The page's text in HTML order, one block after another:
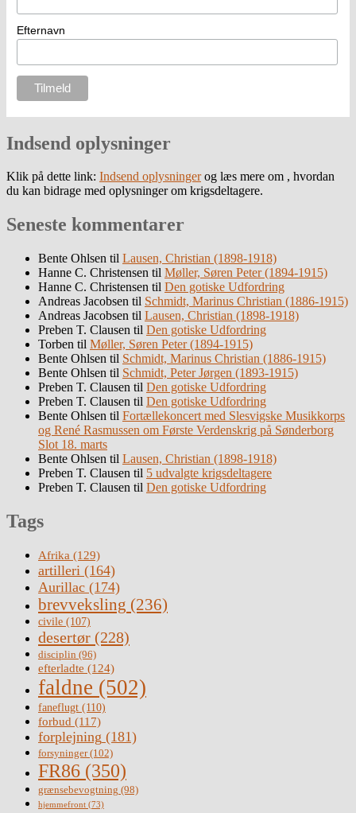
Efternavn
Indsend oplysninger
Klik på dette link: Indsend oplysningerog læs mere om , hvordan
du kan bidrage med oplysninger om krigsdeltagere.
Seneste kommentarer
Bente Ohlsen til Lausen, Christian (1898-1918)
Hanne C. Christensen til Møller, Søren Peter (1894-1915)
Hanne C. Christensen til Den gotiske Udfordring
Andreas Jacobsen til Schmidt, Marinus Christian (1886-1915)
Andreas Jacobsen til Lausen, Christian (1898-1918)
Preben T. Clausen til Den gotiske Udfordring
Torben til Møller, Søren Peter (1894-1915)
Bente Ohlsen til Schmidt, Marinus Christian (1886-1915)
Bente Ohlsen til Schmidt, Peter Jørgen (1893-1915)
Preben T. Clausen til Den gotiske Udfordring
Preben T. Clausen til Den gotiske Udfordring
Bente Ohlsen til Fortællekoncert med Slesvigske Musikkorps
og René Rasmussen om Første Verdenskrig på Sønderborg
Slot 18. marts
Bente Ohlsen til Lausen, Christian (1898-1918)
Preben T. Clausen til 5 udvalgte krigsdeltagere
Preben T. Clausen til Den gotiske Udfordring
Tags
Afrika (129)
artilleri (164)
Aurillac (174)
brevveksling (236)
civile (107)
desertør (228)
disciplin (96)
efterladte (124)
faldne (502)
faneflugt (110)
forbud (117)
forplejning (181)
forsyninger(102)
FR86 (350)
grænsebevogtning (98)
hjemmefront (73)